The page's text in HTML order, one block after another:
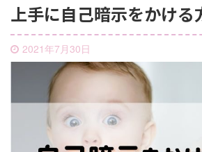
上手に自己暗示をかける
2021年7月30日